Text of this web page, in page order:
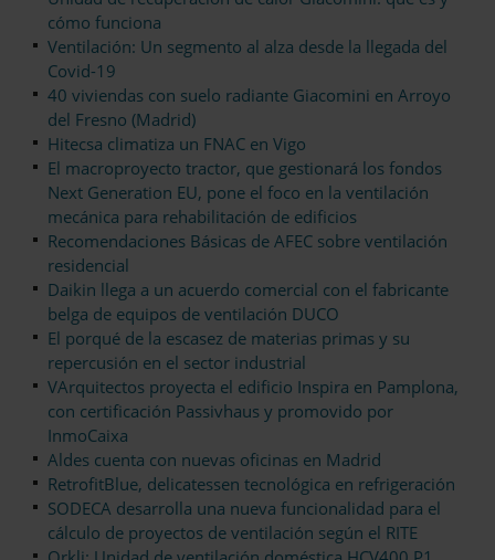
cómo funciona
Ventilación: Un segmento al alza desde la llegada del
Covid-19
40 viviendas con suelo radiante Giacomini en Arroyo
del Fresno (Madrid)
Hitecsa climatiza un FNAC en Vigo
El macroproyecto tractor, que gestionará los fondos
Next Generation EU, pone el foco en la ventilación
mecánica para rehabilitación de edificios
Recomendaciones Básicas de AFEC sobre ventilación
residencial
Daikin llega a un acuerdo comercial con el fabricante
belga de equipos de ventilación DUCO
El porqué de la escasez de materias primas y su
repercusión en el sector industrial
VArquitectos proyecta el edificio Inspira en Pamplona,
con certificación Passivhaus y promovido por
InmoCaixa
Aldes cuenta con nuevas oficinas en Madrid
RetrofitBlue, delicatessen tecnológica en refrigeración
SODECA desarrolla una nueva funcionalidad para el
cálculo de proyectos de ventilación según el RITE